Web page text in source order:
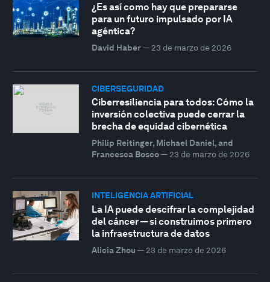
¿Es así como hay que prepararse
para un futuro impulsado por IA
agéntica?
David Haber— 23 de marzo de 2026
CIBERSEGURIDAD
Ciberresiliencia para todos: Cómo la
inversión colectiva puede cerrar la
brecha de equidad cibernética
Philip Reitinger, Michael Daniel, and
Francesca Bosco— 23 de marzo de 2026
INTELIGENCIA ARTIFICIAL
La IA puede descifrar la complejidad
del cáncer — si construimos primero
la infraestructura de datos
Alicia Zhou — 23 de marzo de 2026